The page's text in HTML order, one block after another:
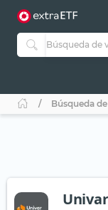
Búsqueda